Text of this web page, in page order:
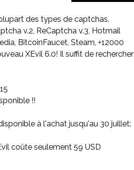
des types de captchas,
v.2, ReCaptcha v.3, Hotmail
BitcoinFaucet, Steam, +12000
XEvil 6.0! Il suffit de rechercher
!!
à l'achat jusqu'au 30 juillet:
coûte seulement 59 USD